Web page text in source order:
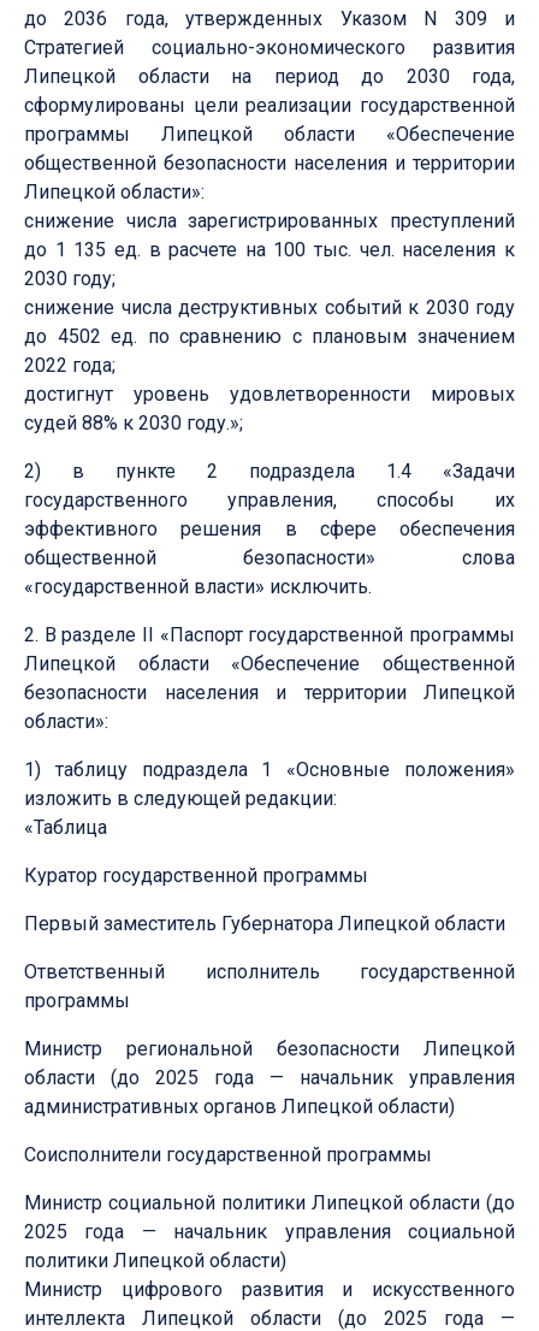
до 2036 года, утвержденных Указом N 309 и
Стратегией социально-экономического развития
Липецкой области на период до 2030 года,
сформулированы цели реализации государственной
программы Липецкой области «Обеспечение
общественной безопасности населения и территории
Липецкой области»:
снижение числа зарегистрированных преступлений
до 1 135 ед. в расчете на 100 тыс. чел. населения к
2030 году;
снижение числа деструктивных событий к 2030 году
до 4502 ед. по сравнению с плановым значением
2022 года;
достигнут уровень удовлетворенности мировых
судей 88% к 2030 году.»;
2) в пункте 2 подраздела 1.4 «Задачи
государственного управления, способы их
эффективного решения в сфере обеспечения
общественной безопасности» слова
«государственной власти» исключить.
2. В разделе II «Паспорт государственной программы
Липецкой области «Обеспечение общественной
безопасности населения и территории Липецкой
области»:
1) таблицу подраздела 1 «Основные положения»
изложить в следующей редакции:
«Таблица
Куратор государственной программы
Первый заместитель Губернатора Липецкой области
Ответственный исполнитель государственной
программы
Министр региональной безопасности Липецкой
области (до 2025 года — начальник управления
административных органов Липецкой области)
Соисполнители государственной программы
Министр социальной политики Липецкой области (до
2025 года — начальник управления социальной
политики Липецкой области)
Министр цифрового развития и искусственного
интеллекта Липецкой области (до 2025 года —